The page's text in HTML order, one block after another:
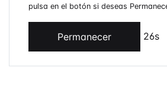
pulsa en el botón si deseas
Permanecer 26s